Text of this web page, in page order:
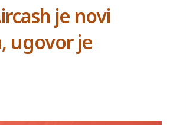
je novi
ugovor je